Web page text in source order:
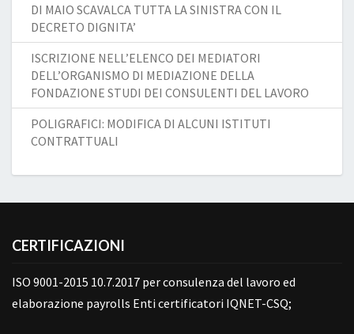
DI MAIO SCAVALCA TUTTA LA SINISTRA CON IL
DECRETO DIGNITA’
ISCRIZIONE NELL’ELENCO DEI MEDIATORI
DELL’ORGANISMO DI MEDIAZIONE DELLA
FONDAZIONE STUDI DEI CONSULENTI DEL LAVORO
POLIGRAFICI: MODIFICA DI ALCUNI ISTITUTI
CONTRATTUALI
CERTIFICAZIONI
ISO 9001-2015 10.7.2017 per consulenza del lavoro ed
elaborazione payrolls Enti certificatori IQNET-CSQ;